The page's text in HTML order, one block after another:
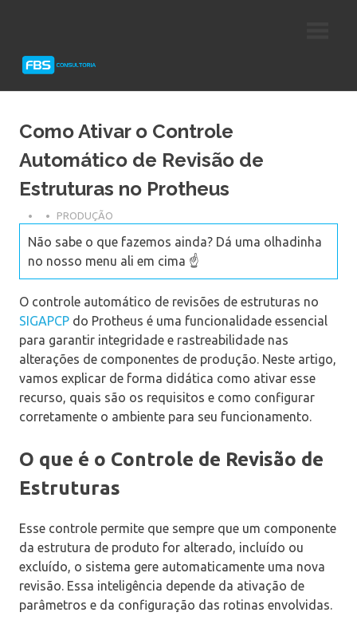
Protheus
Como Ativar o Controle
Automático de Revisão de
Estruturas no Protheus
PRODUÇÃO
Não sabe o que fazemos ainda? Dá uma olhadinha
no nosso menu ali em cima ☝️
O controle automático de revisões de estruturas no
SIGAPCP do Protheus é uma funcionalidade essencial
para garantir integridade e rastreabilidade nas
alterações de componentes de produção. Neste artigo,
vamos explicar de forma didática como ativar esse
recurso, quais são os requisitos e como configurar
corretamente o ambiente para seu funcionamento.
O que é o Controle de Revisão de
Estruturas
Esse controle permite que sempre que um componente
da estrutura de produto for alterado, incluído ou
excluído, o sistema gere automaticamente uma nova
revisão. Essa inteligência depende da ativação de
parâmetros e da configuração das rotinas envolvidas.